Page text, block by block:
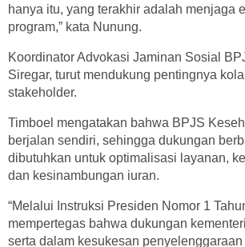
hanya itu, yang terakhir adalah menjaga
program,” kata Nunung.
Koordinator Advokasi Jaminan Sosial
Siregar, turut mendukung pentingnya
stakeholder.
Timboel mengatakan bahwa BPJS
berjalan sendiri, sehingga dukungan
dibutuhkan untuk optimalisasi layanan,
dan kesinambungan iuran.
“Melalui Instruksi Presiden Nomor 1
mempertegas bahwa dukungan
serta dalam kesukesan penyelenggaraan